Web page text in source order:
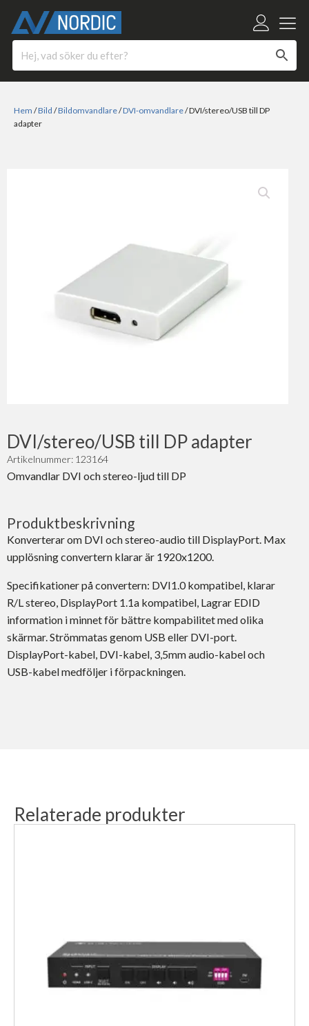
Hem /Bild /Bildomvandlare/DVI-omvandlare/ DVI/stereo/USB till DP
adapter
DVI/stereo/USB till DP adapter
Artikelnummer: 123164
Omvandlar DVI och stereo-ljud till DP
Produktbeskrivning
Konverterar om DVI och stereo-audio till DisplayPort. Max
upplösning convertern klarar är 1920x1200.
Specifikationer på convertern: DVI1.0 kompatibel, klarar
R/L stereo, DisplayPort 1.1a kompatibel, Lagrar EDID
information i minnet för bättre kompabilitet med olika
skärmar. Strömmatas genom USB eller DVI-port.
DisplayPort-kabel, DVI-kabel, 3,5mm audio-kabel och
USB-kabel medföljer i förpackningen.
Relaterade produkter